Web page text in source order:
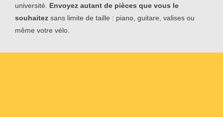
université. Envoyez autant de pièces que vous le
souhaitez sans limite de taille : piano, guitare, valises ou
même votre vélo.